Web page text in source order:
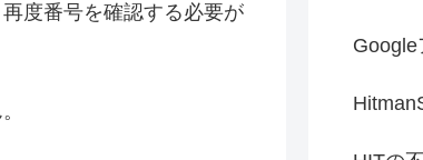
度番号を確認する必要が
Google